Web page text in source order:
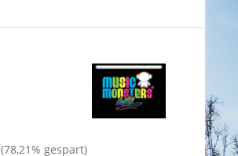
(78,21% gespart)